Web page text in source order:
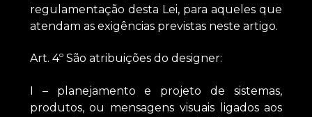
regulamentação desta Lei, para aqueles que
atendam as exigências previstas neste artigo.
Art. 4º São atribuições do designer:
I – planejamento e projeto de sistemas,
produtos, ou mensagens visuais ligados aos